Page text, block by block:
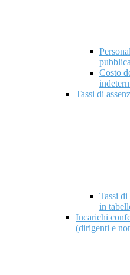
Costo
Tassi di
Tassi di
in
Incarichi
(dirigenti e